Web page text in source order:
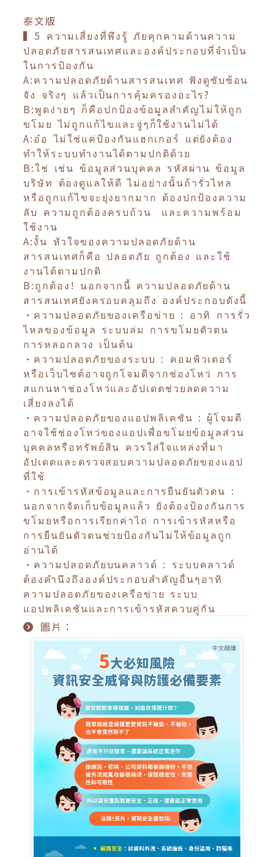
泰文版
▍5 ความเสี่ยงที่พึงรู้ ภัยคุกคามด้านความ
ปลอดภัยสารสนเทศและองค์ประกอบที่จำเป็น
ในการป้องกัน
A:ความปลอดภัยด้านสารสนเทศ ฟังดูซับซ้อน
จัง จริงๆ แล้วเป็นการคุ้มครองอะไร?
B:พูดง่ายๆ ก็คือปกป้องข้อมูลสำคัญไม่ให้ถูก
ขโมย ไม่ถูกแก้ไขและจู่ๆก็ใช้งานไม่ได้
A:อ๋อ ไม่ใช่แค่ป้องกันแฮกเกอร์ แต่ยังต้อง
ทำให้ระบบทำงานได้ตามปกติด้วย
B:ใช่ เช่น ข้อมูลส่วนบุคคล รหัสผ่าน ข้อมูล
บริษัท ต้องดูแลให้ดี ไม่อย่างนั้นถ้ารั่วไหล
หรือถูกแก้ไขจะยุ่งยากมาก ต้องปกป้องความ
ลับ ความถูกต้องครบถ้วน และความพร้อม
ใช้งาน
A:งั้น หัวใจของความปลอดภัยด้าน
สารสนเทศก็คือ ปลอดภัย ถูกต้อง และใช้
งานได้ตามปกติ
B:ถูกต้อง! นอกจากนี้ ความปลอดภัยด้าน
สารสนเทศยังครอบคลุมถึง องค์ประกอบดังนี้
•ความปลอดภัยของเครือข่าย : อาทิ การรั่ว
ไหลของข้อมูล ระบบล่ม การขโมยตัวตน
การหลอกลวง เป็นต้น
•ความปลอดภัยของระบบ : คอมพิวเตอร์
หรือเว็บไซต์อาจถูกโจมตีจากช่องโหว่ การ
สแกนหาช่องโหว่และอัปเดตช่วยลดความ
เสี่ยงลงได้
•ความปลอดภัยของแอปพลิเคชัน : ผู้โจมตี
อาจใช้ช่องโหว่ของแอปเพื่อขโมยข้อมูลส่วน
บุคคลหรือทรัพย์สิน ควรใส่ใจแหล่งที่มา
อัปเดตและตรวจสอบความปลอดภัยของแอป
ที่ใช้
•การเข้ารหัสข้อมูลและการยืนยันตัวตน :
นอกจากจัดเก็บข้อมูลแล้ว ยังต้องป้องกันการ
ขโมยหรือการเรียกค่าไถ่ การเข้ารหัสหรือ
การยืนยันตัวตนช่วยป้องกันไม่ให้ข้อมูลถูก
อ่านได้
•ความปลอดภัยบนคลาวด์ : ระบบคลาวด์
ต้องคำนึงถึงองค์ประกอบสำคัญอื่นๆอาทิ
ความปลอดภัยของเครือข่าย ระบบ
แอปพลิเคชันและการเข้ารหัสควบคู่กัน
圖片：